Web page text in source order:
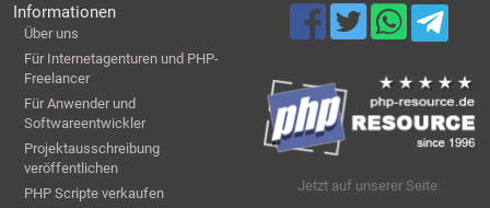
Informationen
Über uns
Für Internetagenturen und PHP-
Freelancer
Für Anwender und
Softwareentwickler
Projektausschreibung
veröffentlichen
PHP Scripte verkaufen
Jetzt auf unserer Seite: